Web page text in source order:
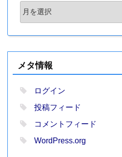
ア
ー
カ
メタ情報
ログイン
投稿フィード
コメントフィード
WordPress.org